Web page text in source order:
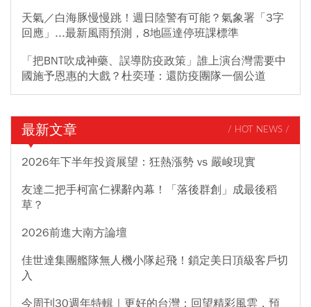
天氣／白海豚慢慢跳！週日陸警有可能？氣象署「3字
回應」...最新風雨預測，8地區達停班課標準
「把BNT吹成神藥、誤導防疫政策」誰上演台灣需要中
國施予恩惠的大戲？杜奕瑾：還防疫團隊一個公道
最新文章 / HOT NEWS /
2026年下半年投資展望：狂熱漲勢 vs 嚴峻現實
友達二把手柯富仁裸辭內幕！「落後群創」成最後稻
草？
2026前進大南方論壇
佳世達集團艦隊無人機小隊起飛！鎖定美日頂級客戶切
入
今周刊30週年特輯｜更好的台灣：回望精彩風雲，預